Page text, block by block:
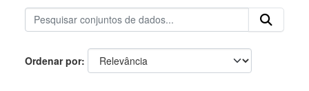
Ordenar por